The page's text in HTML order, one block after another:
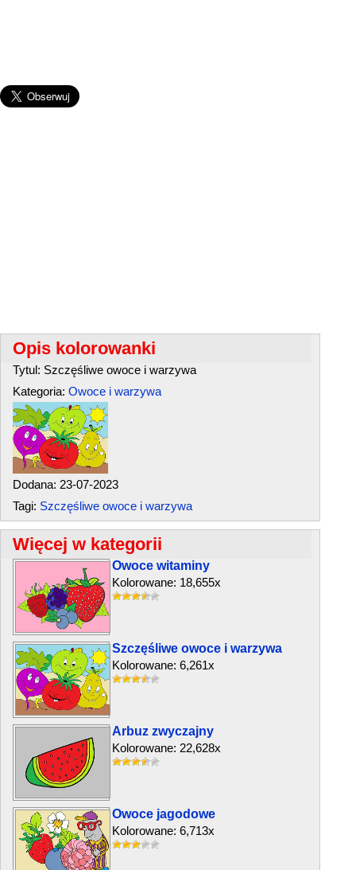
Opis kolorowanki
Tytul: Szczęśliwe owoce i warzywa
Kategoria: Owoce i warzywa
Dodana: 23-07-2023
Tagi: Szczęśliwe owoce i warzywa
Więcej w kategorii
Owoce witaminy
Kolorowane: 18,655x
Szczęśliwe owoce i warzywa
Kolorowane: 6,261x
Arbuz zwyczajny
Kolorowane: 22,628x
Owoce jagodowe
Kolorowane: 6,713x